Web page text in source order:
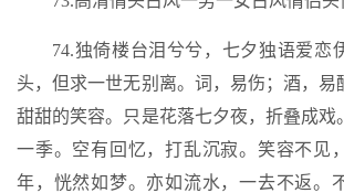
74.独倚楼台泪兮兮，七夕独语爱恋
头，但求一世无别离。词，易伤；酒，易
甜甜的笑容。只是花落七夕夜，折叠成戏
一季。空有回忆，打乱沉寂。笑容不见
年，恍然如梦。亦如流水，一去不返。